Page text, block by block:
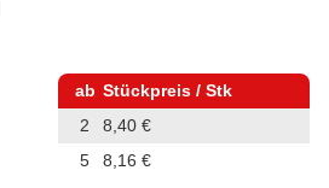
ab Stückpreis / Stk
2
8,40 €
5
8,16 €